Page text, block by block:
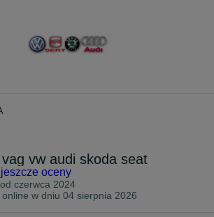
vw audi skoda seat
oceny
czerwca 2024
w dniu 04 sierpnia 2026